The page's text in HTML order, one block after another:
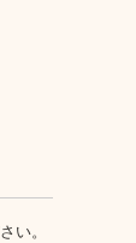
い。